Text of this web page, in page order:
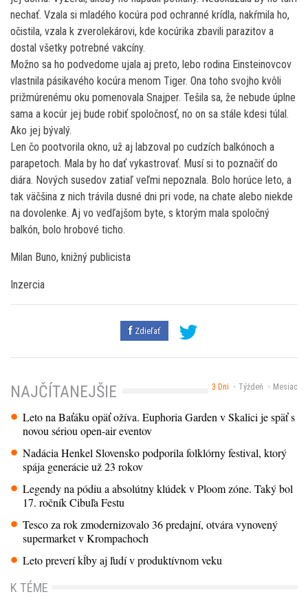
nechať. Vzala si mladého kocúra pod ochranné krídla, nakŕmila ho,
očistila, vzala k zverolekárovi, kde kocúrika zbavili parazitov a
dostal všetky potrebné vakcíny.
Možno sa ho podvedome ujala aj preto, lebo rodina Einsteinovcov
vlastnila pásikavého kocúra menom Tiger. Ona toho svojho kvôli
prižmúrenému oku pomenovala Snajper. Tešila sa, že nebude úplne
sama a kocúr jej bude robiť spoločnosť, no on sa stále kdesi túlal.
Ako jej bývalý.
Len čo pootvorila okno, už aj labzoval po cudzích balkónoch a
parapetoch. Mala by ho dať vykastrovať. Musí si to poznačiť do
diára. Nových susedov zatiaľ veľmi nepoznala. Bolo horúce leto, a
tak väčšina z nich trávila dusné dni pri vode, na chate alebo niekde
na dovolenke. Aj vo vedľajšom byte, s ktorým mala spoločný
balkón, bolo hrobové ticho.
Milan Buno, knižný publicista
Inzercia
Zdieľať
3 Dni Týždeň Mesiac
NAJČÍTANEJŠIE
Leto na Baťáku opäť ožíva. Euphoria Garden v Skalici je späť s
novou sériou open-air eventov
Nadácia Henkel Slovensko podporila folklórny festival, ktorý
spája generácie už 23 rokov
Legendy na pódiu a absolútny klúdek v Ploom zóne. Taký bol
17. ročník Cibuľa Festu
Tesco za rok zmodernizovalo 36 predajní, otvára vynovený
supermarket v Krompachoch
Leto preverí kĺby aj ľudí v produktívnom veku
K TÉME